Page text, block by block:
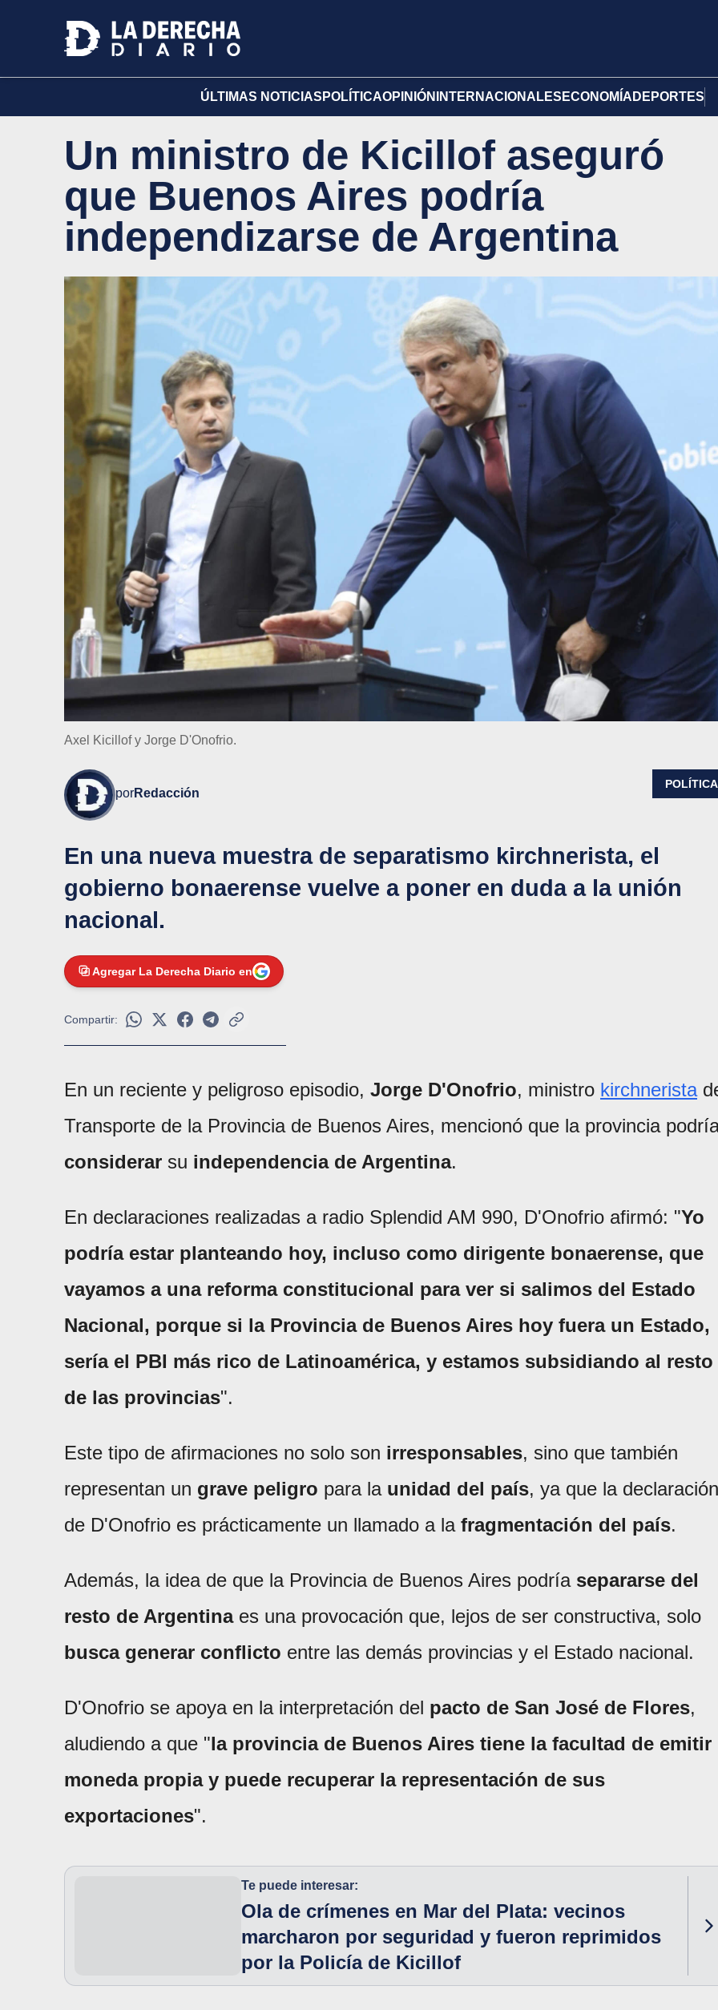
ÚLTIMAS NOTICIAS POLÍTICAOPINIÓN INTERNACIONALES ECONOMÍA DEPORTES
Un ministro de Kicillof aseguró
que Buenos Aires podría
independizarse de Argentina
Axel Kicillof y Jorge D'Onofrio.
porRedacción
POLÍTICA
En una nueva muestra de separatismo kirchnerista, el
gobierno bonaerense vuelve a poner en duda a la unión
nacional.
Agregar La Derecha Diario en
Compartir:
En un reciente y peligroso episodio, Jorge D'Onofrio, ministro kirchnerista
Transporte de la Provincia de Buenos Aires, mencionó que la provincia
considerar su independencia de Argentina.
En declaraciones realizadas a radio Splendid AM 990, D'Onofrio afirmó: "Yo
podría estar planteando hoy, incluso como dirigente bonaerense, que
vayamos a una reforma constitucional para ver si salimos del Estado
Nacional, porque si la Provincia de Buenos Aires hoy fuera un Estado,
sería el PBI más rico de Latinoamérica, y estamos subsidiando al resto
de las provincias".
Este tipo de afirmaciones no solo son irresponsables, sino que también
representan un grave peligro para la unidad del país, ya que la declaración
de D'Onofrio es prácticamente un llamado a la fragmentación del país.
Además, la idea de que la Provincia de Buenos Aires podría separarse del
resto de Argentinaes una provocación que, lejos de ser constructiva, solo
busca generar conflicto entre las demás provincias y el Estado nacional.
D'Onofrio se apoya en la interpretación del pacto de San José de Flores,
aludiendo a que "la provincia de Buenos Aires tiene la facultad de emitir
moneda propia y puede recuperar la representación de sus
exportaciones".
Te puede interesar:
Ola de crímenes en Mar del Plata: vecinos
marcharon por seguridad y fueron reprimidos
por la Policía de Kicillof